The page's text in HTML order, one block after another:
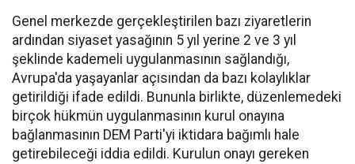
Genel merkezde gerçekleştirilen bazı ziyaretlerin
ardından siyaset yasağının 5 yıl yerine 2 ve 3 yıl
şeklinde kademeli uygulanmasının sağlandığı,
Avrupa'da yaşayanlar açısından da bazı kolaylıklar
getirildiği ifade edildi. Bununla birlikte, düzenlemedeki
birçok hükmün uygulanmasının kurul onayına
bağlanmasının DEM Parti'yi iktidara bağımlı hale
getirebileceği iddia edildi. Kurulun onayı gereken